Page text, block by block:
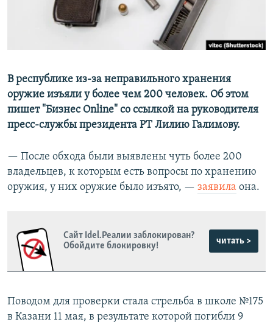
СОЦИАЛЬНЫЕ СЕТИ
Все сайты РСЕ/РС
В республике из-за неправильного хранения
оружие изъяли у более чем 200 человек. Об этом
пишет "Бизнес Online" со ссылкой на руководителя
пресс-службы президента РТ Лилию Галимову.
— После обхода были выявлены чуть более 200
владельцев, к которым есть вопросы по хранению
оружия, у них оружие было изъято, — заявила она.
Сайт Idel.Реалии заблокирован?
Обойдите блокировку!
читать >
Поводом для проверки стала стрельба в школе №175
в Казани 11 мая, в результате которой погибли 9